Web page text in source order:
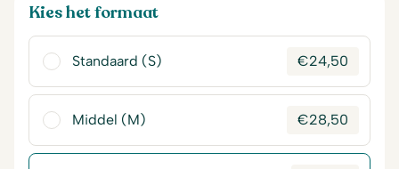
Kies het formaat
Standaard (S) €24,50
Middel (M) €28,50